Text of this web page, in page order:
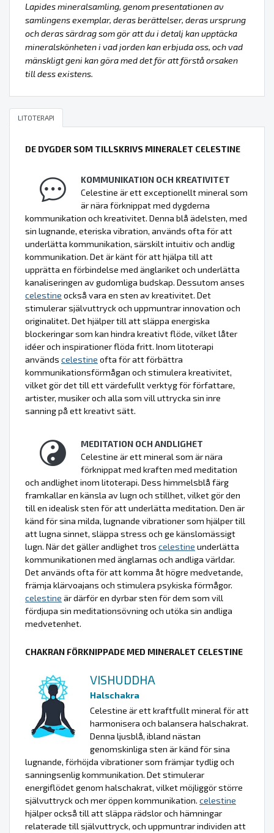
Lapides mineralsamling, genom presentationen av
samlingens exemplar, deras berättelser, deras ursprung
och deras särdrag som gör att du i detalj kan upptäcka
mineralskönheten i vad jorden kan erbjuda oss, och vad
mänskligt geni kan göra med det för att förstå orsaken
till dess existens.
LITOTERAPI
DE DYGDER SOM TILLSKRIVS MINERALET CELESTINE
KOMMUNIKATION OCH KREATIVITET
Celestine är ett exceptionellt mineral som
är nära förknippat med dygderna
kommunikation och kreativitet. Denna blå ädelsten, med
sin lugnande, eteriska vibration, används ofta för att
underlätta kommunikation, särskilt intuitiv och andlig
kommunikation. Det är känt för att hjälpa till att
upprätta en förbindelse med änglariket och underlätta
kanaliseringen av gudomliga budskap. Dessutom anses
celestine också vara en sten av kreativitet. Det
stimulerar självuttryck och uppmuntrar innovation och
originalitet. Det hjälper till att släppa energiska
blockeringar som kan hindra kreativt flöde, vilket låter
idéer och inspirationer flöda fritt. Inom litoterapi
används celestine ofta för att förbättra
kommunikationsförmågan och stimulera kreativitet,
vilket gör det till ett värdefullt verktyg för författare,
artister, musiker och alla som vill uttrycka sin inre
sanning på ett kreativt sätt.
MEDITATION OCH ANDLIGHET
Celestine är ett mineral som är nära
förknippat med kraften med meditation
och andlighet inom litoterapi. Dess himmelsblå färg
framkallar en känsla av lugn och stillhet, vilket gör den
till en idealisk sten för att underlätta meditation. Den är
känd för sina milda, lugnande vibrationer som hjälper till
att lugna sinnet, släppa stress och ge känslomässigt
lugn. När det gäller andlighet tros celestine underlätta
kommunikationen med änglarnas och andliga världar.
Det används ofta för att komma åt högre medvetande,
främja klärvoajans och stimulera psykiska förmågor.
celestine är därför en dyrbar sten för dem som vill
fördjupa sin meditationsövning och utöka sin andliga
medvetenhet.
CHAKRAN FÖRKNIPPADE MED MINERALET CELESTINE
VISHUDDHA
Halschakra
Celestine är ett kraftfullt mineral för att
harmonisera och balansera halschakrat.
Denna ljusblå, ibland nästan
genomskinliga sten är känd för sina
lugnande, förhöjda vibrationer som främjar tydlig och
sanningsenlig kommunikation. Det stimulerar
energiflödet genom halschakrat, vilket möjliggör större
självuttryck och mer öppen kommunikation. celestine
hjälper också till att släppa rädslor och hämningar
relaterade till självuttryck, och uppmuntrar individen att